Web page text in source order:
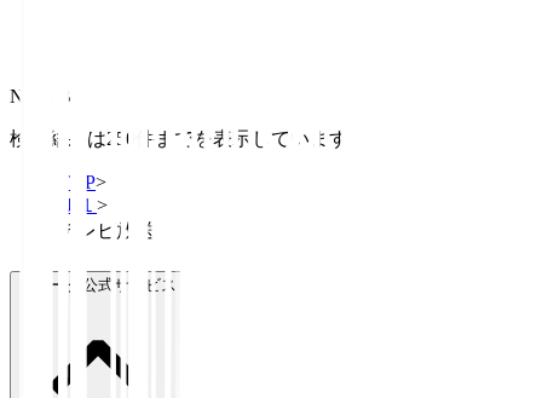
NHK BS
検索結果は250件までを表示しています
TOP>
Ｊ１ >
テレビ放送
Ｊリーグ公式サービス